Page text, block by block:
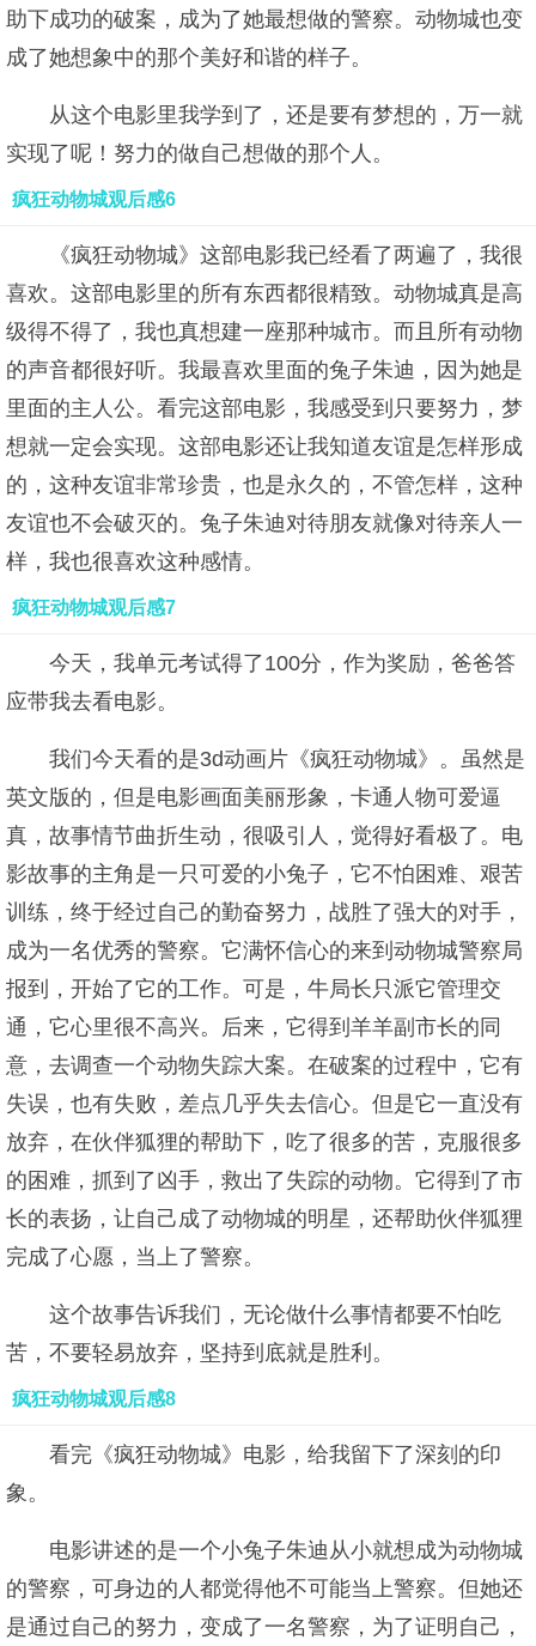
助下成功的破案，成为了她最想做的警察。动物城也变
成了她想象中的那个美好和谐的样子。
从这个电影里我学到了，还是要有梦想的，万一就
实现了呢！努力的做自己想做的那个人。
疯狂动物城观后感6
《疯狂动物城》这部电影我已经看了两遍了，我很
喜欢。这部电影里的所有东西都很精致。动物城真是高
级得不得了，我也真想建一座那种城市。而且所有动物
的声音都很好听。我最喜欢里面的兔子朱迪，因为她是
里面的主人公。看完这部电影，我感受到只要努力，梦
想就一定会实现。这部电影还让我知道友谊是怎样形成
的，这种友谊非常珍贵，也是永久的，不管怎样，这种
友谊也不会破灭的。兔子朱迪对待朋友就像对待亲人一
样，我也很喜欢这种感情。
疯狂动物城观后感7
今天，我单元考试得了100分，作为奖励，爸爸答
应带我去看电影。
我们今天看的是3d动画片《疯狂动物城》。虽然是
英文版的，但是电影画面美丽形象，卡通人物可爱逼
真，故事情节曲折生动，很吸引人，觉得好看极了。电
影故事的主角是一只可爱的小兔子，它不怕困难、艰苦
训练，终于经过自己的勤奋努力，战胜了强大的对手，
成为一名优秀的警察。它满怀信心的来到动物城警察局
报到，开始了它的工作。可是，牛局长只派它管理交
通，它心里很不高兴。后来，它得到羊羊副市长的同
意，去调查一个动物失踪大案。在破案的过程中，它有
失误，也有失败，差点几乎失去信心。但是它一直没有
放弃，在伙伴狐狸的帮助下，吃了很多的苦，克服很多
的困难，抓到了凶手，救出了失踪的动物。它得到了市
长的表扬，让自己成了动物城的明星，还帮助伙伴狐狸
完成了心愿，当上了警察。
这个故事告诉我们，无论做什么事情都要不怕吃
苦，不要轻易放弃，坚持到底就是胜利。
疯狂动物城观后感8
看完《疯狂动物城》电影，给我留下了深刻的印
象。
电影讲述的是一个小兔子朱迪从小就想成为动物城
的警察，可身边的人都觉得他不可能当上警察。但她还
是通过自己的努力，变成了一名警察，为了证明自己，